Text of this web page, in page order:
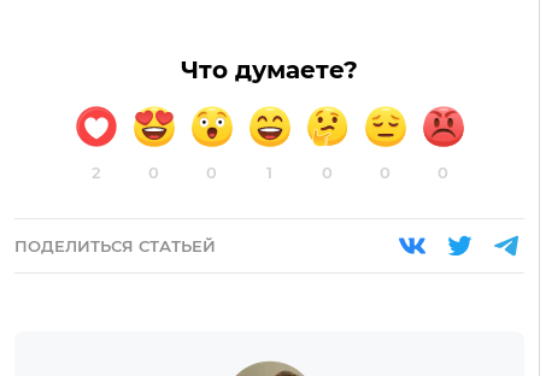
Что думаете?
2 0 0 1 0 0 0
ПОДЕЛИТЬСЯ СТАТЬЕЙ